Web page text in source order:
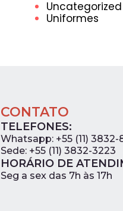
Uncategorized
Uniformes
CONTATO
TELEFONES:
Whatsapp: +55 (11)
Sede: +55 (11) 3832-3223
HORÁRIO DE
Seg a sex das 7h às 17h